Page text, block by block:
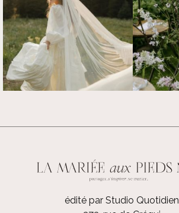
édité par Studio Quotidien